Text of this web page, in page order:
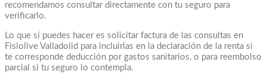
recomendamos consultar directamente con tu seguro para
verificarlo.
Lo que sí puedes hacer es solicitar factura de las consultas en
Fisiolive Valladolid para incluirlas en la declaración de la renta si
te corresponde deducción por gastos sanitarios, o para reembolso
parcial si tu seguro lo contempla.